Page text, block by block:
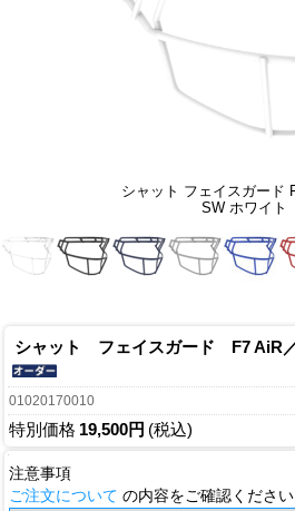
シャット フェイスガード
SW ホワイト
シャット フェイスガード F7 AiR
01020170010
特別価格 19,500円 (税込)
注意事項
ご注文について の内容をご確認ください